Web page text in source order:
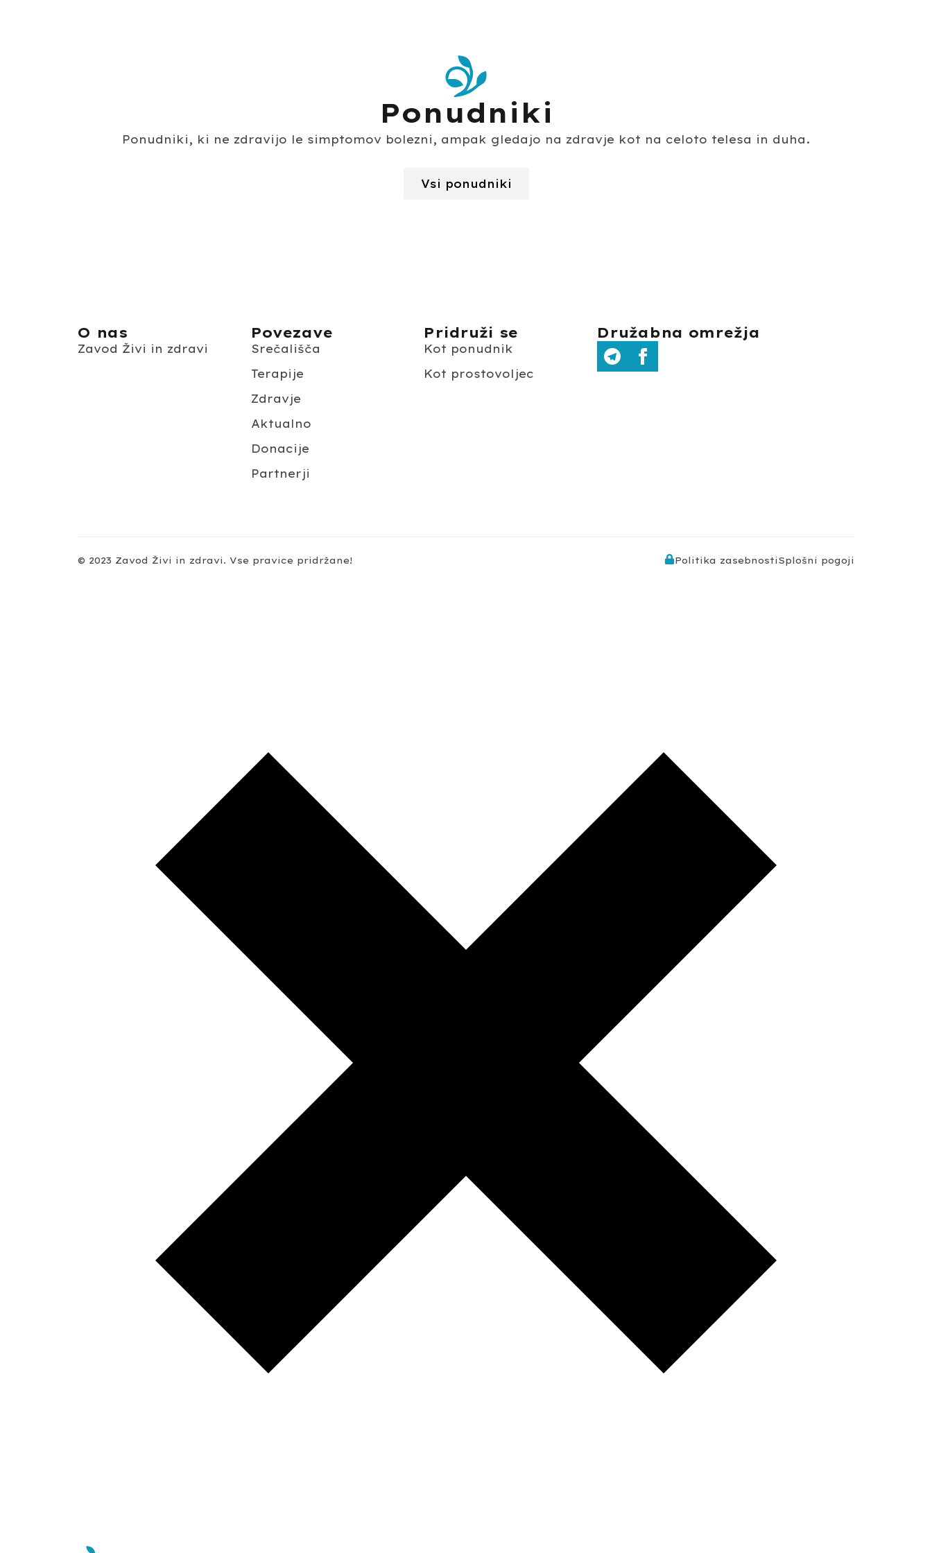
Ponudniki
Ponudniki, ki ne zdravijo le simptomov bolezni, ampak gledajo na zdravje kot na celoto telesa in duha.
Vsi ponudniki
O nas
Zavod Živi in zdravi
Povezave
Srečališča
Terapije
Zdravje
Aktualno
Donacije
Partnerji
Pridruži se
Kot ponudnik
Kot prostovoljec
Družabna omrežja
© 2023 Zavod Živi in zdravi. Vse pravice pridržane! Politika zasebnostiSplošni pogoji